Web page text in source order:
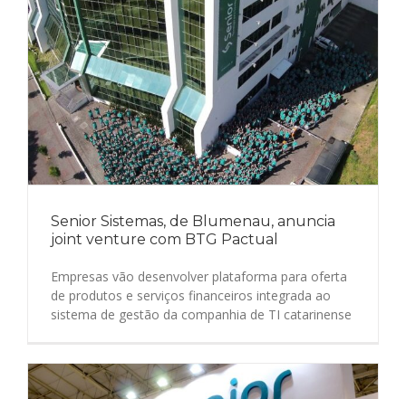
Senior Sistemas, de Blumenau, anuncia
joint venture com BTG Pactual
Empresas vão desenvolver plataforma para oferta
de produtos e serviços financeiros integrada ao
sistema de gestão da companhia de TI catarinense